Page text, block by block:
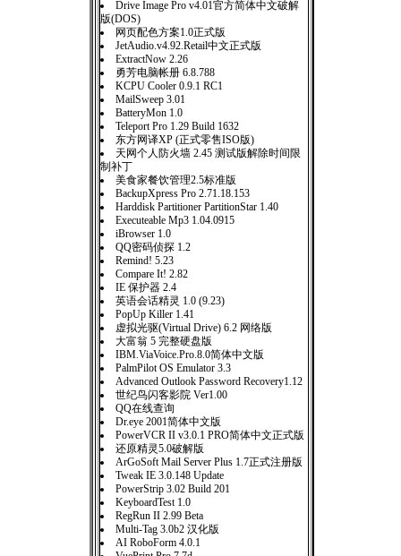
Drive Image Pro v4.01官方简体中文破解
版(DOS)
网页配色方案1.0正式版
JetAudio.v4.92.Retail中文正式版
ExtractNow 2.26
勇芳电脑帐册 6.8.788
KCPU Cooler 0.9.1 RC1
MailSweep 3.01
BatteryMon 1.0
Teleport Pro 1.29 Build 1632
东方网译XP (正式零售ISO版)
天网个人防火墙 2.45 测试版解除时间限
制补丁
美食家餐饮管理2.5标准版
BackupXpress Pro 2.71.18.153
Harddisk Partitioner PartitionStar 1.40
Executeable Mp3 1.04.0915
iBrowser 1.0
QQ密码侦探 1.2
Remind! 5.23
Compare It! 2.82
IE 保护器 2.4
英语会话精灵 1.0 (9.23)
PopUp Killer 1.41
虚拟光驱(Virtual Drive) 6.2 网络版
大富翁 5 完整硬盘版
IBM.ViaVoice.Pro.8.0简体中文版
PalmPilot OS Emulator 3.3
Advanced Outlook Password Recovery1.12
世纪鸟闪客影院 Ver1.00
QQ在线查询
Dr.eye 2001简体中文版
PowerVCR II v3.0.1 PRO简体中文正式版
还原精灵5.0破解版
ArGoSoft Mail Server Plus 1.7正式注册版
Tweak IE 3.0.148 Update
PowerStrip 3.02 Build 201
KeyboardTest 1.0
RegRun II 2.99 Beta
Multi-Tag 3.0b2 汉化版
AI RoboForm 4.0.1